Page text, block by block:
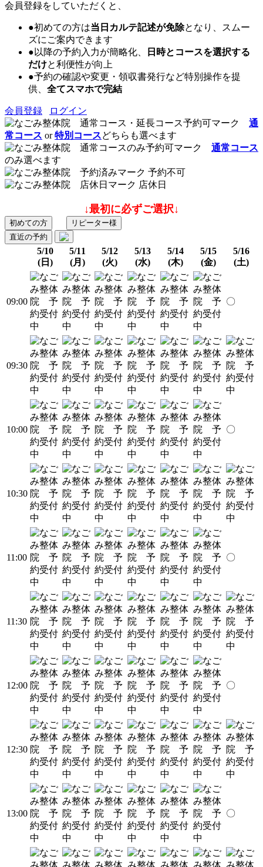
会員登録をしていただくと、
●初めての方は当日カルテ記述が免除となり、スムー
ズにご案内できます
●以降の予約入力が簡略化、
日時とコースを選択する
だけと利便性が向上
●予約の確認や変更・領収書発行など特別操作を提
供、 全てスマホで完結
会員登録
ログイン
通
常コース or特別コースどちらも選べます
通常コース
のみ選べます
予約不可
店休日
↓最初に必ずご選択↓
初めての方
リピーター様
直近の予約
5/10
(日)
5/11
(月)
5/12
(火)
5/13
(水)
5/14
(木)
5/15
(金)
5/16
(土)
09:00 〇
09:30
10:00 〇
10:30
11:00 〇
11:30
12:00 〇
12:30
13:00 〇